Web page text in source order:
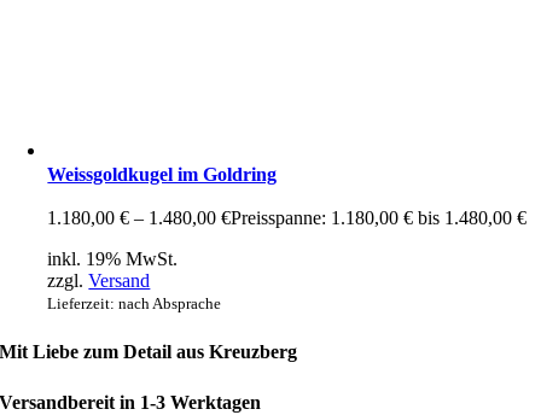
Weissgoldkugel im Goldring
1.180,00€ – 1.480,00€Preisspanne: 1.180,00 € bis 1.480,00 €
inkl. 19% MwSt.
zzgl.Versand
Lieferzeit: nach Absprache
Mit Liebe zum Detail aus Kreuzberg
Versandbereit in 1-3 Werktagen